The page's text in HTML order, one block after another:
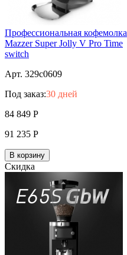
Профессиональная кофемолка
Mazzer Super Jolly V Pro Time
switch
Арт. 329c0609
Под заказ:30 дней
84 849 Р
91 235 Р
В корзину
Скидка